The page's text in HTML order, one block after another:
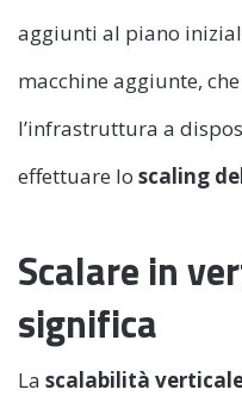
aggiunti al piano
macchine aggiunte,
l’infrastruttura a
effettuare lo scaling
Scalare in
significa
La scalabilità